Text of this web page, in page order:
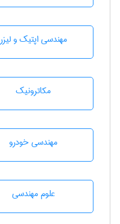
مهندسی اپتیک و لیزر
مکاترونیک
مهندسی خودرو
علوم مهندسی